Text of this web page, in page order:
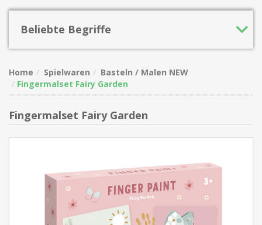
Beliebte Begriffe
Home Spielwaren
Basteln / Malen NEW
Fingermalset Fairy Garden
Fingermalset Fairy Garden